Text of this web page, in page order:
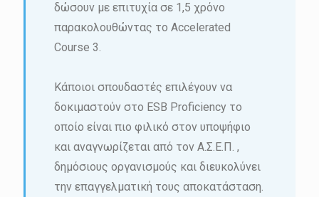
δώσουν με επιτυχία σε 1,5 χρόνο
παρακολουθώντας το Accelerated
Course 3.
Κάποιοι σπουδαστές επιλέγουν να
δοκιμαστούν στο ESB Proficiency το
οποίο είναι πιο φιλικό στον υποψήφιο
και αναγνωρίζεται από τον A.Σ.Ε.Π. ,
δημόσιους οργανισμούς και διευκολύνει
την επαγγελματική τους αποκατάσταση.